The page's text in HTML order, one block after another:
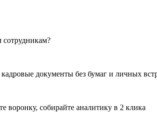
сотрудникам?
документы без бумаг и личных
воронку, собирайте аналитику в 2 клика